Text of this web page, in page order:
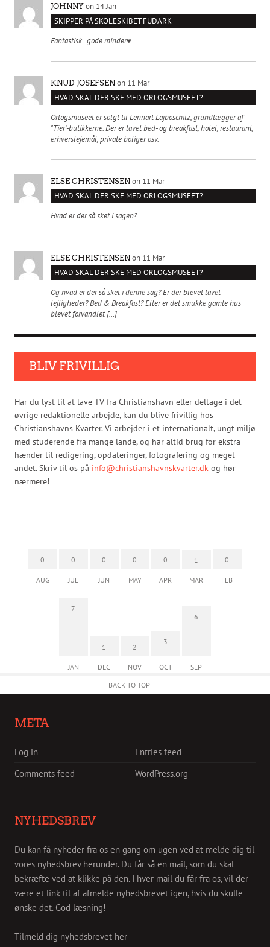
JOHNNY on 14 Jan
SKIPPER PÅ SKOLESKIBET FUDARK
Fantastisk.. gode minder♥️
KNUD JOSEFSEN on 11 Mar
HVAD SKAL DER SKE MED ORLOGSMUSEET?
Orlogsmuseet er solgt til Lennart Lajboschitz, grundlægger af
"Tier"-butikkerne. Der er lavet bed- og breakfast, hotel, restaurant,
erhverslejemål, private boliger osv.
ELSE CHRISTENSEN on 11 Mar
HVAD SKAL DER SKE MED ORLOGSMUSEET?
Hvad er der så sket i sagen?
ELSE CHRISTENSEN on 11 Mar
HVAD SKAL DER SKE MED ORLOGSMUSEET?
Og hvad er der så sket i denne sag? Er der blevet lavet
lejligheder? Bed & Breakfast? Eller er det smukke gamle hus
blevet forvandlet […]
BLIV FRIVILLIG
Har du lyst til at lave TV fra Christianshavn eller deltage i det
øvrige redaktionelle arbejde, kan du blive frivillig hos
Christianshavns Kvarter. Vi arbejder i et internationalt, ungt miljø
med studerende fra mange lande, og har altid brug for ekstra
hænder til redigering, opdateringer, fotografering og meget
andet. Skriv til os på info@christianshavnskvarter.dk og hør
nærmere!
0
AUG
0
JUL
0
JUN
0
MAY
0
APR
1
MAR
0
FEB
7
JAN
1
DEC
2
NOV
3
OCT
6
SEP
BACK TO TOP
META
Log in
Entries feed
Comments feed
WordPress.org
NYHEDSBREV
Du kan få nyheder fra os en gang om ugen ved at melde dig til
vores nyhedsbrev herunder. Du får så en mail, som du skal
bekræfte ved at klikke på den. I hver mail du får fra os, vil der
være et link til af afmelde nyhedsbrevet igen, hvis du skulle
ønske det. God læsning!
Tilmeld dig nyhedsbrevet her